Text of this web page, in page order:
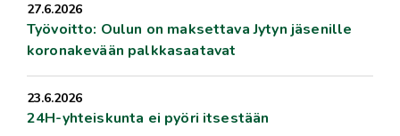
27.6.2026
Työvoitto: Oulun on maksettava Jytyn jäsenille
koronakevään palkkasaatavat
23.6.2026
24H-yhteiskunta ei pyöri itsestään